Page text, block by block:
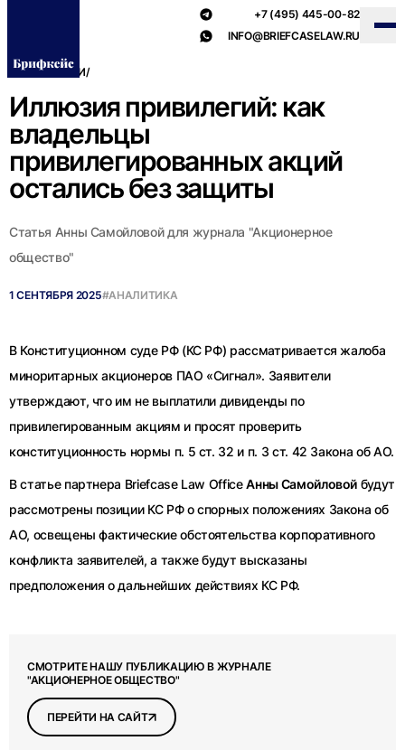
+7 (495) 445-00-82
INFO@BRIEFCASELAW.RU
ВСЕ НОВОСТИ/
Иллюзия привилегий: как
владельцы
привилегированных акций
остались без защиты
Статья Анны Самойловой для журнала "Акционерное
общество"
1 СЕНТЯБРЯ 2025#АНАЛИТИКА
В Конституционном суде РФ (КС РФ) рассматривается жалоба
миноритарных акционеров ПАО «Сигнал». Заявители
утверждают, что им не выплатили дивиденды по
привилегированным акциям и просят проверить
конституционность нормы п. 5 ст. 32 и п. 3 ст. 42 Закона об АО.
В статье партнера Briefcase Law OfficeАнны Самойловой будут
рассмотрены позиции КС РФ о спорных положениях Закона об
АО, освещены фактические обстоятельства корпоративного
конфликта заявителей, а также будут высказаны
предположения о дальнейших действиях КС РФ.
СМОТРИТЕ НАШУ ПУБЛИКАЦИЮ В ЖУРНАЛЕ
"АКЦИОНЕРНОЕ ОБЩЕСТВО"
ПЕРЕЙТИ НА САЙТ